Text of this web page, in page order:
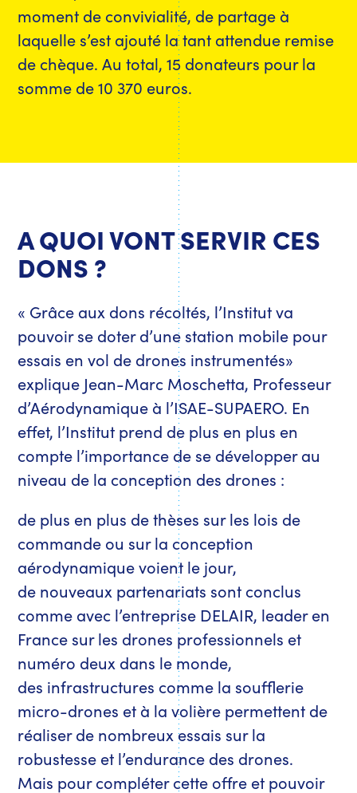
moment de convivialité, de partage à
laquelle s’est ajouté la tant attendue remise
de chèque. Au total, 15 donateurs pour la
somme de 10 370 euros.
A QUOI VONT SERVIR CES
DONS ?
« Grâce aux dons récoltés, l’Institut va
pouvoir se doter d’une station mobile pour
essais en vol de drones instrumentés»
explique Jean-Marc Moschetta, Professeur
d’Aérodynamique à l’ISAE-SUPAERO. En
effet, l’Institut prend de plus en plus en
compte l’importance de se développer au
niveau de la conception des drones :
de plus en plus de thèses sur les lois de
commande ou sur la conception
aérodynamique voient le jour,
de nouveaux partenariats sont conclus
comme avec l’entreprise DELAIR, leader en
France sur les drones professionnels et
numéro deux dans le monde,
des infrastructures comme la soufflerie
micro-drones et à la volière permettent de
réaliser de nombreux essais sur la
robustesse et l’endurance des drones.
Mais pour compléter cette offre et pouvoir